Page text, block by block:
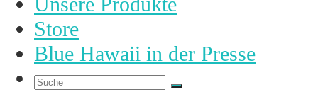
Store
Blue Hawaii in der Presse